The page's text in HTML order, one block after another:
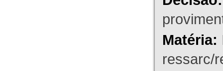
Matéria:
ressarc/